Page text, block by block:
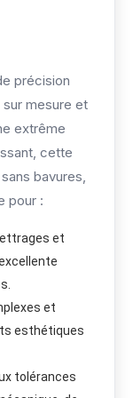
précision
mesure et
extrême
cette
bavures,
pour :
et
et
esthétiques
tolérances